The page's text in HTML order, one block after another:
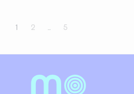
1 2 … 5